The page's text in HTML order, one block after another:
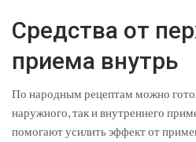
Средства от
приема внутрь
По народным рецептам можно
наружного, так и внутреннего
помогают усилить эффект от